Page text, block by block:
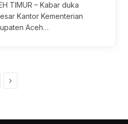
TIMUR – Kabar duka
Kantor Kementerian
Aceh…
Next